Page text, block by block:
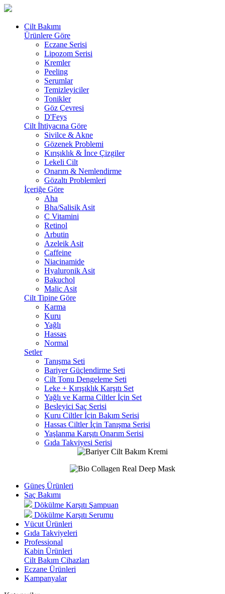
Cilt Bakımı
Ürünlere Göre
Eczane Serisi
Lipozom Serisi
Kremler
Peeling
Serumlar
Temizleyiciler
Tonikler
Göz Çevresi
D'Feys
Cilt İhtiyacına Göre
Sivilce & Akne
Gözenek Problemi
Kırışıklık & İnce Çizgiler
Lekeli Cilt
Onarım & Nemlendirme
Gözaltı Problemleri
İçeriğe Göre
Aha
Bha/Salisik Asit
C Vitamini
Retinol
Arbutin
Azeleik Asit
Caffeine
Niacinamide
Hyaluronik Asit
Bakuchol
Malic Asit
Cilt Tipine Göre
Karma
Kuru
Yağlı
Hassas
Normal
Setler
Tanışma Seti
Bariyer Güçlendirme Seti
Cilt Tonu Dengeleme Seti
Leke + Kırışıklık Karşıtı Set
Yağlı ve Karma Ciltler İçin Set
Besleyici Saç Serisi
Kuru Ciltler İçin Bakım Serisi
Hassas Ciltler İçin Tanışma Serisi
Yaşlanma Karşıtı Onarım Serisi
Gıda Takviyesi Serisi
Güneş Ürünleri
Saç Bakımı
Dökülme Karşıtı Şampuan
Dökülme Karşıtı Serumu
Vücut Ürünleri
Gıda Takviyeleri
Professional
Kabin Ürünleri
Cilt Bakım Cihazları
Eczane Ürünleri
Kampanyalar